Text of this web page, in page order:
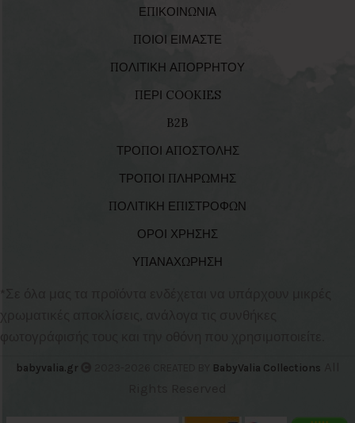
ΕΠΙΚΟΙΝΩΝΙΑ
ΠΟΙΟΙ ΕΙΜΑΣΤΕ
ΠΟΛΙΤΙΚΗ ΑΠΟΡΡΗΤΟΥ
ΠΕΡΙ COOKIES
B2B
ΤΡΟΠΟΙ ΑΠΟΣΤΟΛΗΣ
ΤΡΟΠΟΙ ΠΛΗΡΩΜΗΣ
ΠΟΛΙΤΙΚΗ ΕΠΙΣΤΡΟΦΩΝ
ΟΡΟΙ ΧΡΗΣΗΣ
ΥΠΑΝΑΧΩΡΗΣΗ
χρωματικές αποκλίσεις, ανάλογα τις συνθήκες
φωτογράφισής τους και την οθόνη που χρησιμοποιείτε.
babyvalia.gr BabyValia Collections